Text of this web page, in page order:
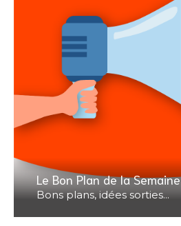
Le Bon Plan de la Semaine
Bons plans, idées sorties...